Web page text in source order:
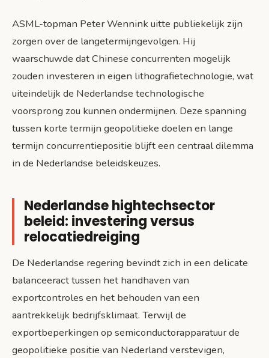
ASML-topman Peter Wennink uitte publiekelijk zijn
zorgen over de langetermijngevolgen. Hij
waarschuwde dat Chinese concurrenten mogelijk
zouden investeren in eigen lithografietechnologie, wat
uiteindelijk de Nederlandse technologische
voorsprong zou kunnen ondermijnen. Deze spanning
tussen korte termijn geopolitieke doelen en lange
termijn concurrentiepositie blijft een centraal dilemma
in de Nederlandse beleidskeuzes.
Nederlandse hightechsector
beleid: investering versus
relocatiedreiging
De Nederlandse regering bevindt zich in een delicate
balanceeract tussen het handhaven van
exportcontroles en het behouden van een
aantrekkelijk bedrijfsklimaat. Terwijl de
exportbeperkingen op semiconductorapparatuur de
geopolitieke positie van Nederland verstevigen,